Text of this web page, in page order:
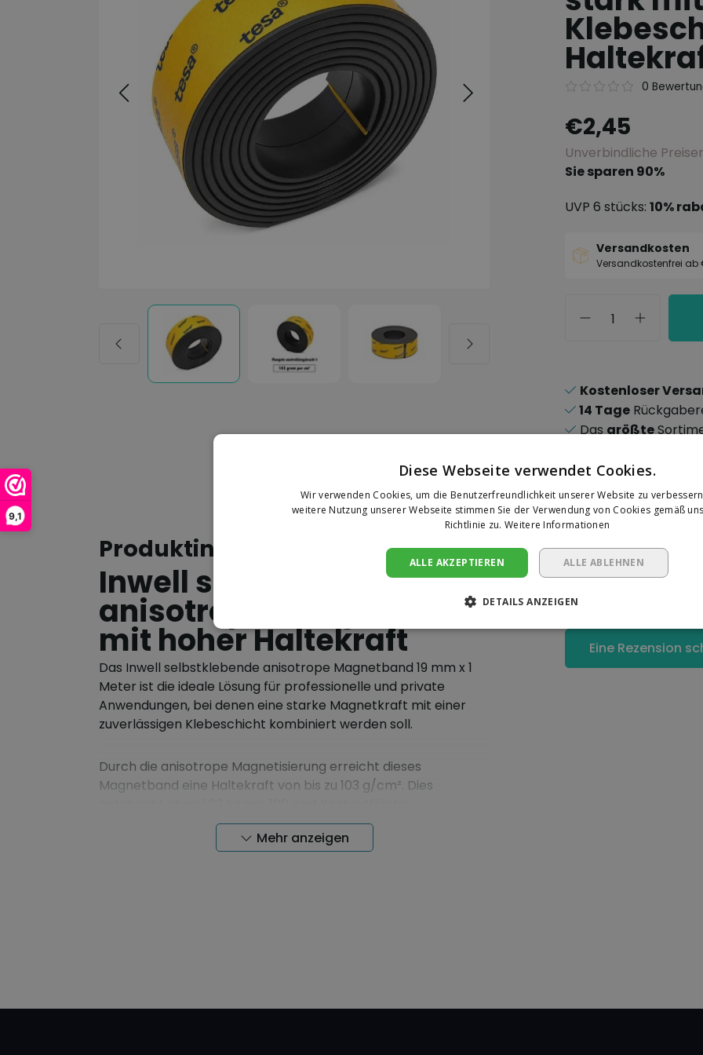
9,1
0
€2,45
Unverbindliche
Sie sparen 90%
UVP 6 stücks: 10%
Versandkosten
Versandkostenfrei ab
Kostenloser
14 Tage
Dasgrößte
Produktinformation
Inwell selbstklebendes
anisotropes Magnetband
mit hoher Haltekraft
Das Inwell selbstklebende anisotrope Magnetband 19 mm x 1
Meter ist die ideale Lösung für professionelle und private
Anwendungen, bei denen eine starke Magnetkraft mit einer
zuverlässigen Klebeschicht kombiniert werden soll.
Durch die anisotrope Magnetisierung erreicht dieses
Magnetband eine Haltekraft von bis zu 103 g/cm². Dies
Das Magnetband ist mit einer hochwertigen Tesa 4965
Mehr anzeigen
Ihre
Es wurden noch
abgegeben.
Eine Rezension
Diese Webseite verwendet Cookies.
Wir verwenden Cookies, um die Benutzerfreundlichkeit unserer Website zu
weitere Nutzung unserer Webseite stimmen Sie der Verwendung von Cookies gemäß
Richtlinie zu. Weitere Informationen
ALLE AKZEPTIEREN ALLE ABLEHNEN
DETAILS ANZEIGEN